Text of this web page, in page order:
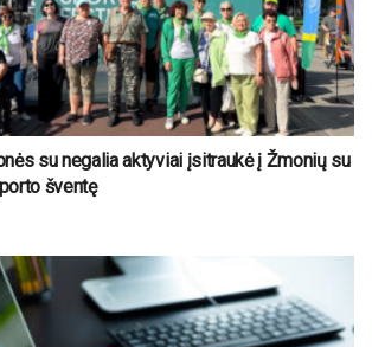
su negalia aktyviai įsitraukė į Žmonių su
šventę